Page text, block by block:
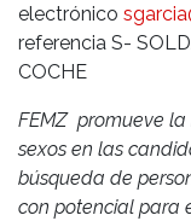
electrónico
referencia S-
COCHE
FEMZ promueve
sexos en las
búsqueda de
con potencial para